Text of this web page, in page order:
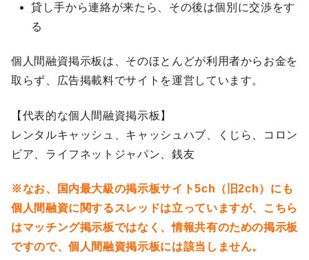
貸し手から連絡が来たら、その後は個別に交渉をす
る
個人間融資掲示板は、そのほとんどが利用者からお金を
取らず、広告掲載料でサイトを運営しています。
【代表的な個人間融資掲示板】
レンタルキャッシュ、キャッシュハブ、くじら、コロン
ビア、ライフネットジャパン、銭友
※なお、国内最大級の掲示板サイト5ch（旧2ch）にも
個人間融資に関するスレッドは立っていますが、こちら
はマッチング掲示板ではなく、情報共有のための掲示板
ですので、個人間融資掲示板には該当しません。